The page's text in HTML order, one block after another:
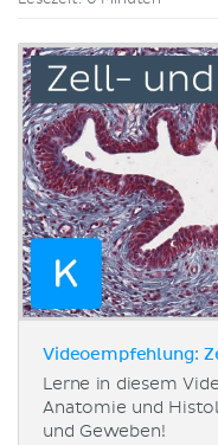
Videoempfehlung:
Lerne in diesem
Anatomie und
und Geweben!